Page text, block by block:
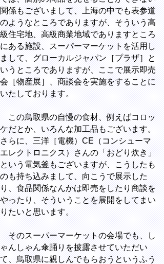
関係もございまして、上海の中でも表参道
のようなところでありますが、そういう高
級住宅地、高級商業地域でありますところ
にある施設、スーパーマーケットを活用し
まして、グローカルジャパン［プラザ］と
いうところでありますが、ここで展示即売
会［物産展］、商談会を実施をすることに
いたしております。
この鳥取県の自慢の食材、例えばコロッ
ケだとか、いろんな加工品もございます。
さらに、三洋［電機）CE（コンシューマ
エレクトロニクス）さんの「おどり炊き」
という電気釜もございますが、こうしたも
のも持ち込みまして、向こうで展示した
り、食品関係なんかは即売をしたり商談を
やったり、そういうことを展開をしてまい
りたいと思います。
そのスーパーマーケットの会場でも、し
ゃんしゃん傘踊りを披露させていただい
て、鳥取県に親しんでもらおうというふう